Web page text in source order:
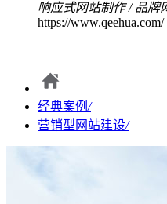
响应式网站制作/ 品牌
https://www.qeehua.com/
经典案例 /
营销型网站建设/